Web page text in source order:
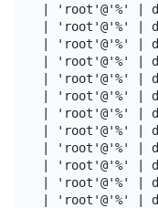
|
| 'root'@'%'
| 'root'@'%'
| 'root'@'%'
| 'root'@'%'
| 'root'@'%'
| 'root'@'%'
| 'root'@'%'
| 'root'@'%' |
| 'root'@'%'
| 'root'@'%' |
| 'root'@'%' |